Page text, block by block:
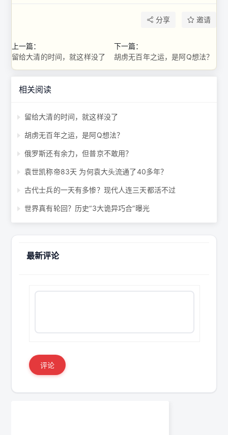
分享 邀请
上一篇：
留给大清的时间，就这样没了
下一篇：
胡虏无百年之运，是阿Q想法？
相关阅读
留给大清的时间，就这样没了
胡虏无百年之运，是阿Q想法？
俄罗斯还有余力，但普京不敢用？
袁世凯称帝83天 为何袁大头流通了40多年？
古代士兵的一天有多惨？现代人连三天都活不过
世界真有轮回？历史“3大诡异巧合”曝光
最新评论
评论